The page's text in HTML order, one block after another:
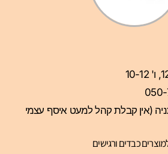
(אין קבלת קהל למעט איסף עצמי
כבדים ורגישים